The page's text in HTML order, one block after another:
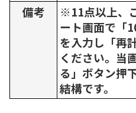
備考
※11点以上、
ート画面で「
を入力し「再
ください。当
る」ボタン押
結構です。